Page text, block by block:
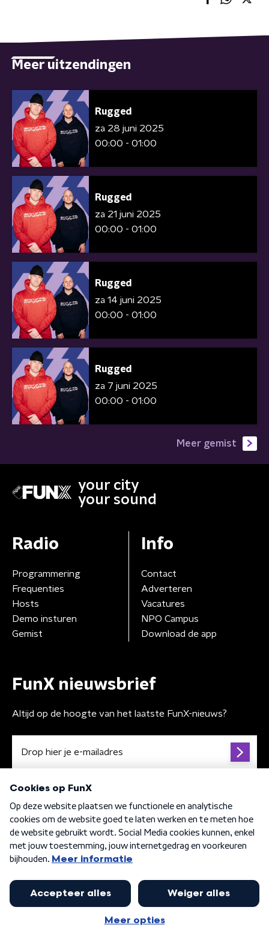
Meer uitzendingen
Rugged
za 28 juni 2025
00:00 - 01:00
Rugged
za 21 juni 2025
00:00 - 01:00
Rugged
za 14 juni 2025
00:00 - 01:00
Rugged
za 7 juni 2025
00:00 - 01:00
Meer gemist
your city
your sound
Radio
Programmering
Frequenties
Hosts
Demo insturen
Gemist
Info
Contact
Adverteren
Vacatures
NPO Campus
Download de app
FunX nieuwsbrief
Altijd op de hoogte van het laatste FunX-nieuws?
Algemene voorwaarden Privacybeleid